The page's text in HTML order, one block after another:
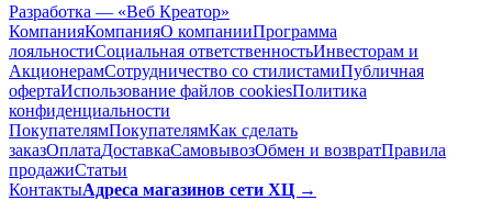
Разработка — «Веб Креатор»
КомпанияКомпанияО компанииПрограмма
лояльностиСоциальная ответственностьИнвесторам и
АкционерамСотрудничество со стилистамиПубличная
офертаИспользование файлов cookiesПолитика
конфиденциальности
ПокупателямПокупателямКак сделать
заказОплатаДоставкаCамовывозОбмен и возвратПравила
продажиСтатьи
КонтактыАдреса магазинов сети ХЦ →